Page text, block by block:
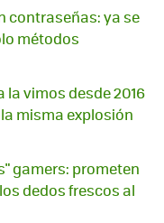
contraseñas: ya se
métodos
la vimos desde 2016
misma explosión
gamers: prometen
dedos frescos al